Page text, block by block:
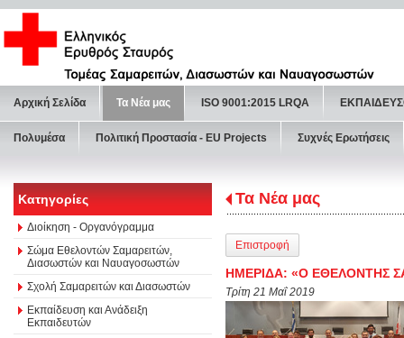
Αρχική Σελίδα Τα Νέα μας ISO 9001:2015 LRQA
Πολυμέσα Πολιτική Προστασία - ΕU Projects Συχνές Ερωτήσεις
Κατηγορίες
Διοίκηση - Οργανόγραμμα
Σώμα Εθελοντών Σαμαρειτών,
Διασωστών και Ναυαγοσωστών
Σχολή Σαμαρειτών και Διασωστών
Εκπαίδευση και Ανάδειξη
Εκπαιδευτών
Τα Νέα μας
Επιστροφή
ΗΜΕΡΙΔΑ: «Ο ΕΘΕΛΟΝΤΗΣ
Τρίτη 21 Μαΐ 2019